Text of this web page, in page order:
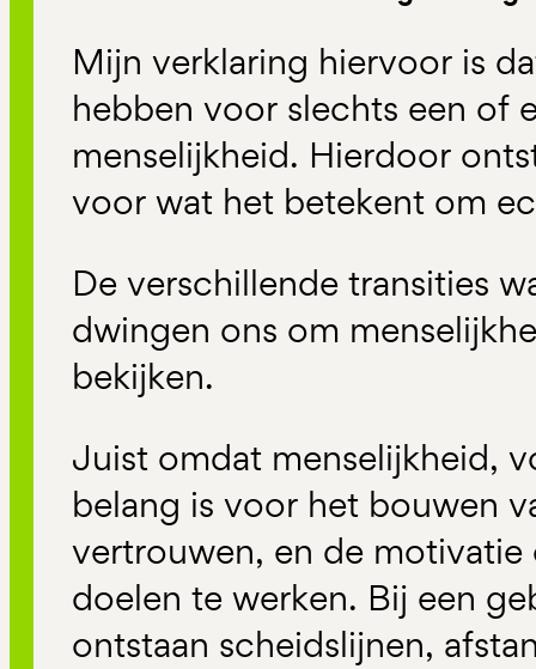
Mijn verklaring hiervoor is
hebben voor slechts een of
menselijkheid. Hierdoor
voor wat het betekent om
De verschillende transities
dwingen ons om
bekijken.
Juist omdat menselijkheid,
belang is voor het bouwen
vertrouwen, en de motivatie
doelen te werken. Bij een
ontstaan scheidslijnen,